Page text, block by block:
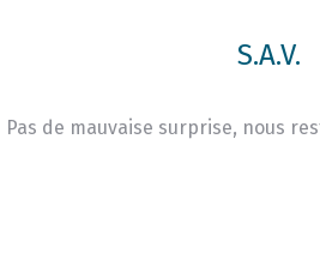
S.A.V.
Pas de mauvaise surprise, nous